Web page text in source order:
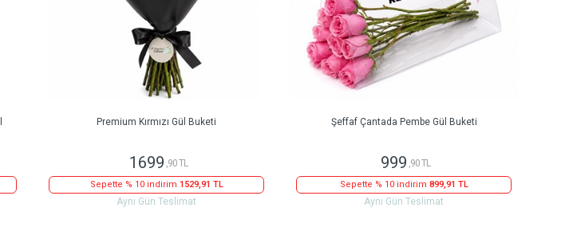
Premium Kırmızı Gül Buketi
1699 ,90 TL
Sepette % 10 indirim 1529,91 TL
Aynı Gün Teslimat
Şeffaf Çantada Pembe Gül Buketi
999 ,90 TL
Sepette % 10 indirim 899,91 TL
Aynı Gün Teslimat